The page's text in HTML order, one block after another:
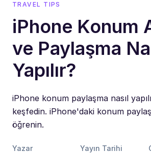
TRAVEL TIPS
iPhone Konum
ve Paylaşma
Yapılır?
iPhone konum paylaşma nasıl
keşfedin. iPhone'daki konum
öğrenin.
Yazar
Yayın Tarihi